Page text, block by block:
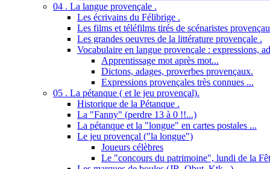
04 . La langue provençale .
Les écrivains du Félibrige .
Les films et téléfilms tirés de scénaristes
Les grandes oeuvres de la littérature provençale .
Vocabulaire en langue provençale : expressions,
Apprentissage mot après mot...
Dictons, adages, proverbes provençaux.
Expressions provençales très connues ...
05 . La pétanque ( et le jeu provençal).
Historique de la Pétanque .
La "Fanny" (perdre 13 à 0 !!...)
La pétanque et la "longue" en cartes postales ...
Le jeu provençal ("la longue")
Joueurs célèbres
Le "concours du patrimoine", lundi de la